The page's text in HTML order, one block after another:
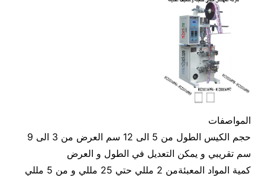
المواصفات
حجم الكيس الطول من 5 الى 12 سم العرض من 3 الى 9
سم تقريبي و يمكن التعديل في الطول و العرض
كمية المواد المعبئةمن 2 مللي حتي 25 مللي و من 5 مللي